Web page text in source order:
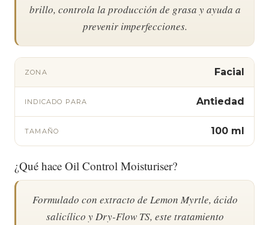
brillo, controla la producción de grasa y ayuda a
prevenir imperfecciones.
ZONA Facial
INDICADO PARA Antiedad
TAMAÑO 100 ml
¿Qué hace Oil Control Moisturiser?
Formulado con extracto de Lemon Myrtle, ácido
salicílico y Dry-Flow TS, este tratamiento